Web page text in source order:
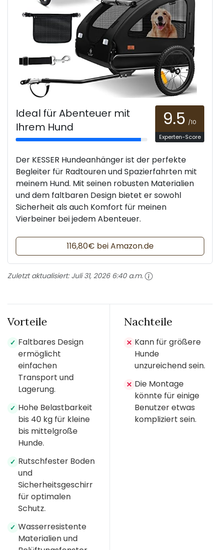
Ideal für Abenteuer mit
Ihrem Hund
9.5 /10
Experten-Score
Der KESSER Hundeanhänger ist der perfekte
Begleiter für Radtouren und Spazierfahrten mit
meinem Hund. Mit seinen robusten Materialien
und dem faltbaren Design bietet er sowohl
Sicherheit als auch Komfort für meinen
Vierbeiner bei jedem Abenteuer.
116,80€ bei Amazon.de
Zuletzt aktualisiert: Juli 31, 2026 6:40 a.m.
Vorteile
✓ Faltbares Design
ermöglicht
einfachen
Transport und
Lagerung.
✓ Hohe Belastbarkeit
bis 40 kg für kleine
bis mittelgroße
Hunde.
✓ Rutschfester Boden
und
Sicherheitsgeschirr
für optimalen
Schutz.
✓ Wasserresistente
Materialien und
Nachteile
✕ Kann für größere
Hunde
unzureichend sein.
✕ Die Montage
könnte für einige
Benutzer etwas
kompliziert sein.